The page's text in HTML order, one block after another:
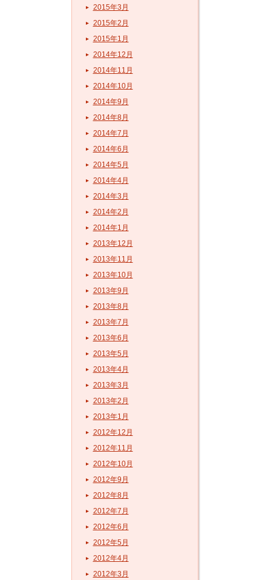
2015年3月
2015年2月
2015年1月
2014年12月
2014年11月
2014年10月
2014年9月
2014年8月
2014年7月
2014年6月
2014年5月
2014年4月
2014年3月
2014年2月
2014年1月
2013年12月
2013年11月
2013年10月
2013年9月
2013年8月
2013年7月
2013年6月
2013年5月
2013年4月
2013年3月
2013年2月
2013年1月
2012年12月
2012年11月
2012年10月
2012年9月
2012年8月
2012年7月
2012年6月
2012年5月
2012年4月
2012年3月